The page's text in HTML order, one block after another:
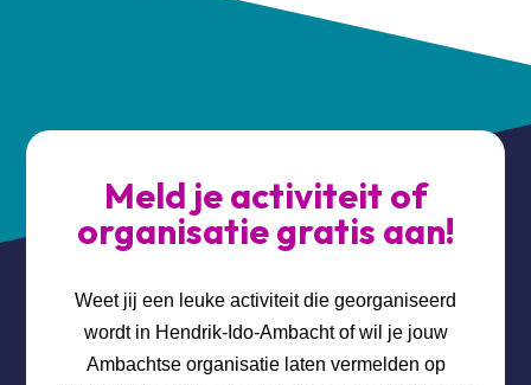
Meld je activiteit of
organisatie gratis aan!
Weet jij een leuke activiteit die georganiseerd
wordt in Hendrik-Ido-Ambacht of wil je jouw
Ambachtse organisatie laten vermelden op